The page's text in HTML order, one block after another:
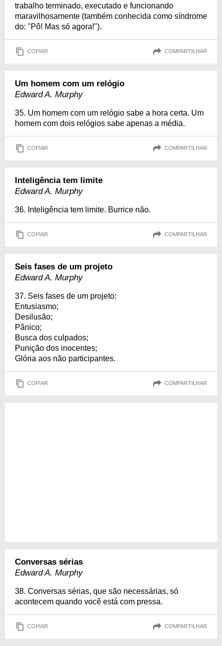
trabalho terminado, executado e funcionando
maravilhosamente (também conhecida como síndrome
do: "Pô! Mas só agora!").
COPIAR COMPARTILHAR
Um homem com um relógio
Edward A. Murphy
35. Um homem com um relógio sabe a hora certa. Um
homem com dois relógios sabe apenas a média.
COPIAR COMPARTILHAR
Inteligência tem limite
Edward A. Murphy
36. Inteligência tem limite. Burrice não.
COPIAR COMPARTILHAR
Seis fases de um projeto
Edward A. Murphy
37. Seis fases de um projeto:
Entusiasmo;
Desilusão;
Pânico;
Busca dos culpados;
Punição dos inocentes;
Glória aos não participantes.
COPIAR COMPARTILHAR
Conversas sérias
Edward A. Murphy
38. Conversas sérias, que são necessárias, só
acontecem quando você está com pressa.
COPIAR COMPARTILHAR